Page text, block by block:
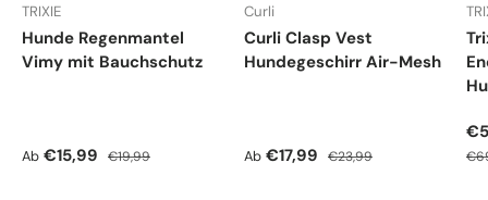
TRIXIE
Hunde Regenmantel
Vimy mit Bauchschutz
Verkaufspreis
Ab €15,99 Normaler Preis
€19,99
Curli
Curli Clasp Vest
Hundegeschirr Air-Mesh
Verkaufspreis
Ab €17,99 Normaler Preis
€23,99